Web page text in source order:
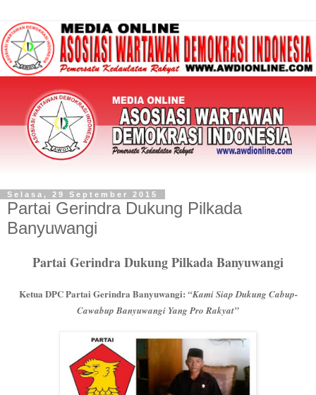
Selasa, 29 September 2015
Partai Gerindra Dukung Pilkada
Banyuwangi
Partai Gerindra Dukung Pilkada Banyuwangi
Ketua DPC Partai Gerindra Banyuwangi: “Kami Siap Dukung Cabup-
Cawabup Banyuwangi Yang Pro Rakyat”